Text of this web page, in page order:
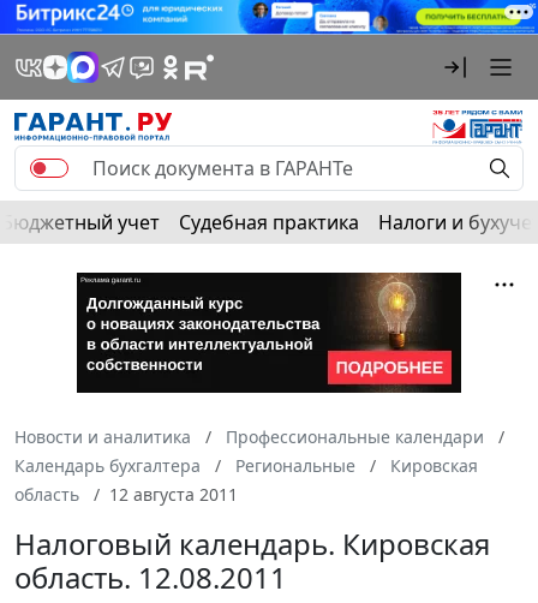
Бюджетный учет Судебная практика Налоги и
Новости и аналитика
Профессиональные календари
Календарь бухгалтера
Региональные
Кировская
область
12 августа 2011
Налоговый календарь. Кировская
область. 12.08.2011